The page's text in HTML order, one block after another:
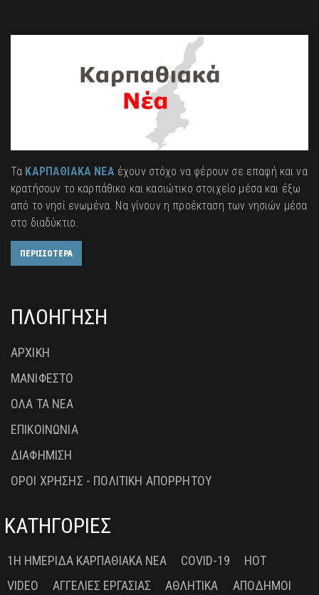
Τα ΚΑΡΠΑΘΙΑΚΑ ΝΕΑέχουν στόχο να φέρουν σε επαφή και να
κρατήσουν το καρπάθικο και κασιώτικο στοιχείο μέσα και έξω
από το νησί ενωμένα. Να γίνουν η προέκταση των νησιών μέσα
στο διαδύκτιο.
ΠΕΡΙΣΣΟΤΕΡΑ
ΠΛΟΗΓΗΣΗ
ΑΡΧΙΚΗ
ΜΑΝΙΦΕΣΤΟ
ΟΛΑ ΤΑ ΝΕΑ
ΕΠΙΚΟΙΝΩΝΙΑ
ΔΙΑΦΗΜΙΣΗ
ΟΡΟΙ ΧΡΗΣΗΣ - ΠΟΛΙΤΙΚΗ ΑΠΟΡΡΗΤΟΥ
ΚΑΤΗΓΟΡΙΕΣ
1Η ΗΜΕΡΊΔΑ ΚΑΡΠΑΘΙΑΚΆ ΝΈΑ COVID-19
HOT
VIDEO
ΑΓΓΕΛΊΕΣ ΕΡΓΑΣΊΑΣ ΑΘΛΗΤΙΚΆ ΑΠΌΔΗΜΟΙ